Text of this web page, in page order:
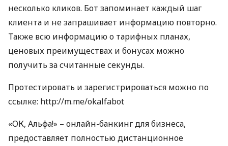
несколько кликов. Бот запоминает каждый шаг
клиента и не запрашивает информацию повторно.
Также всю информацию о тарифных планах,
ценовых преимуществах и бонусах можно
получить за считанные секунды.
Протестировать и зарегистрироваться можно по
ссылке: http://m.me/okalfabot
«ОК, Альфа!» – онлайн-банкинг для бизнеса,
предоставляет полностью дистанционное